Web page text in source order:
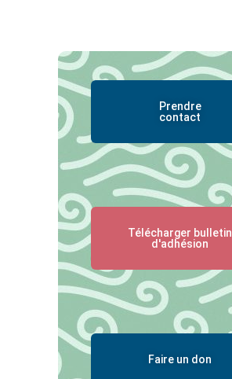
Prendre
contact
Télécharger bulletin
d'adhésion
Faire un don